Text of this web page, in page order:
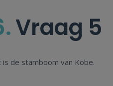
Vraag 5
is de stamboom van Kobe.